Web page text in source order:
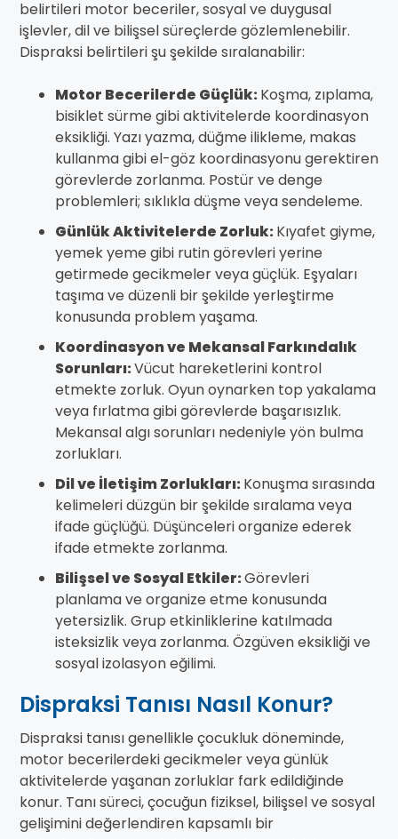
belirtileri motor beceriler, sosyal ve duygusal
işlevler, dil ve bilişsel süreçlerde gözlemlenebilir.
Dispraksi belirtileri şu şekilde sıralanabilir:
Motor Becerilerde Güçlük:Koşma, zıplama,
bisiklet sürme gibi aktivitelerde koordinasyon
eksikliği. Yazı yazma, düğme ilikleme, makas
kullanma gibi el-göz koordinasyonu gerektiren
görevlerde zorlanma. Postür ve denge
problemleri; sıklıkla düşme veya sendeleme.
Günlük Aktivitelerde Zorluk:Kıyafet giyme,
yemek yeme gibi rutin görevleri yerine
getirmede gecikmeler veya güçlük. Eşyaları
taşıma ve düzenli bir şekilde yerleştirme
konusunda problem yaşama.
Koordinasyon ve Mekansal Farkındalık
Sorunları:Vücut hareketlerini kontrol
etmekte zorluk. Oyun oynarken top yakalama
veya fırlatma gibi görevlerde başarısızlık.
Mekansal algı sorunları nedeniyle yön bulma
zorlukları.
Dil ve İletişim Zorlukları:Konuşma sırasında
kelimeleri düzgün bir şekilde sıralama veya
ifade güçlüğü. Düşünceleri organize ederek
ifade etmekte zorlanma.
Bilişsel ve Sosyal Etkiler:Görevleri
planlama ve organize etme konusunda
yetersizlik. Grup etkinliklerine katılmada
isteksizlik veya zorlanma. Özgüven eksikliği ve
sosyal izolasyon eğilimi.
Dispraksi Tanısı Nasıl Konur?
Dispraksi tanısı genellikle çocukluk döneminde,
motor becerilerdeki gecikmeler veya günlük
aktivitelerde yaşanan zorluklar fark edildiğinde
konur. Tanı süreci, çocuğun fiziksel, bilişsel ve sosyal
gelişimini değerlendiren kapsamlı bir